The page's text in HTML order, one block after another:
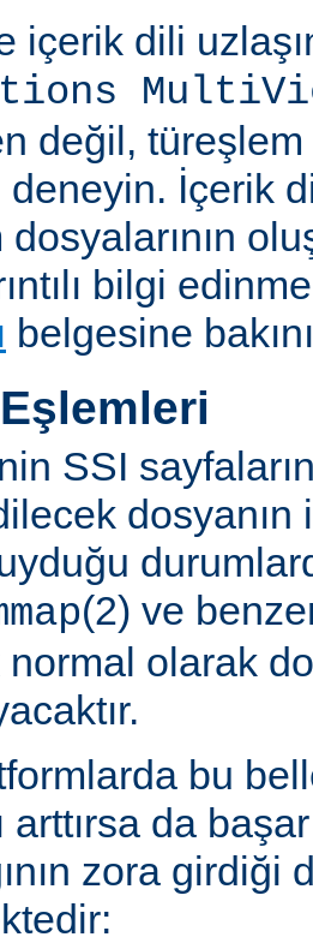
içerik dili
değil,
deneyin. İçerik
bilgi
belgesine
SSI
dosyanın
(2) ve
olarak
bu
arttırsa da
zora girdiği